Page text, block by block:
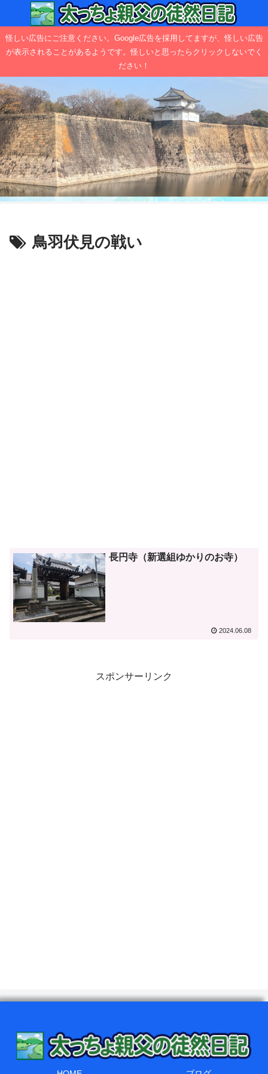
怪しい広告にご注意ください。Google広告を採用してますが、怪しい広告
が表示されることがあるようです。怪しいと思ったらクリックしないでく
ださい！
鳥羽伏見の戦い
長円寺（新選組ゆかりのお寺）
2024.06.08
スポンサーリンク